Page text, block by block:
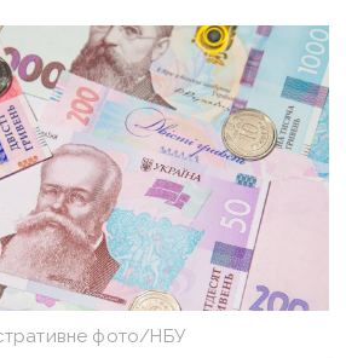
фото/НБУ